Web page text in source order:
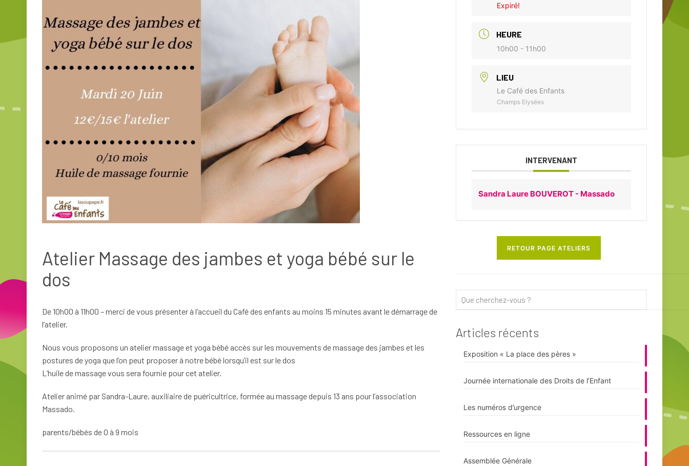
Atelier Massage des jambes et yoga bébé sur le
dos
De 10h00 à 11h00 – merci de vous présenter à l’accueil du Café des enfants au moins 15 minutes avant le démarrage de
l’atelier.
Nous vous proposons un atelier massage et yoga bébé accès sur les mouvements de massage des jambes et les
postures de yoga que l’on peut proposer à notre bébé lorsqu’il est sur le dos
L’huile de massage vous sera fournie pour cet atelier.
Atelier animé par Sandra-Laure, auxiliaire de puéricultrice, formée au massage depuis 13 ans pour l’association
Massado.
parents/bébés de 0 à 9 mois
Expiré!
HEURE
10h00 - 11h00
LIEU
Le Café des Enfants
Champs Elysées
INTERVENANT
Sandra Laure BOUVEROT - Massado
RETOUR PAGE ATELIERS
Articles récents
Exposition « La place des pères »
Journée internationale des Droits de l’Enfant
Les numéros d’urgence
Ressources en ligne
Assemblée Générale